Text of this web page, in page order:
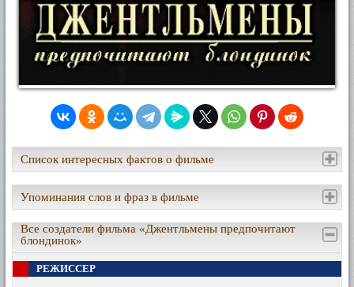
Список интересных фактов о фильме
Упоминания слов и фраз в фильме
Все создатели фильма «Джентльмены предпочитают
блондинок»
РЕЖИССЕР